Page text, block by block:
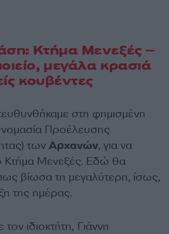
Κτήμα Μενεξές –
μεγάλα κρασιά
κουβέντες
στη φημισμένη
Προέλευσης
των Αρχανών, για να
Κτήμα Μενεξές. Εδώ θα
βίωσα τη μεγαλύτερη, ίσως,
της ημέρας.
ιδιοκτήτη, Γιάννη